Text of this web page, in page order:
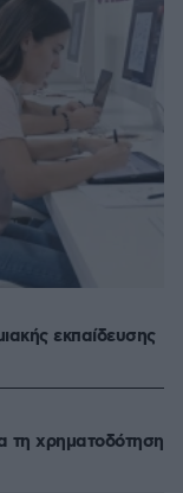
εκπαίδευσης
τη χρηματοδότηση